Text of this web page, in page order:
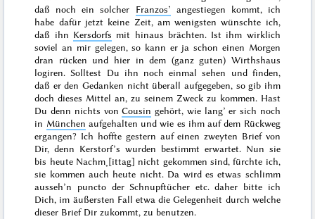
daß noch ein solcher Franzos’ angestiegen kommt, ich
habe dafür jetzt keine Zeit, am wenigsten wünschte ich,
daß ihn Kersdorfs mit hinaus brächten. Ist ihm wirklich
soviel an mir gelegen, so kann er ja schon einen Morgen
dran rücken und hier in dem (ganz guten) Wirthshaus
logiren. Solltest Du ihn noch einmal sehen und finden,
daß er den Gedanken nicht überall aufgegeben, so gib ihm
doch dieses Mittel an, zu seinem Zweck zu kommen. Hast
Du denn nichts vonCousin gehört, wie lang’ er sich noch
in München aufgehalten und wie es ihm auf dem Rückweg
ergangen? Ich hoffte gestern auf einen zweyten Brief von
Dir, denn Kerstorf’s wurden bestimmt erwartet. Nun sie
bis heute Nachm˖[ittag] nicht gekommen sind, fürchte ich,
sie kommen auch heute nicht. Da wird es etwas schlimm
ausseh’n punctoder Schnupftücher etc. daher bitte ich
Dich, im äußersten Fall etwa die Gelegenheit durch welche
dieser Brief Dir zukommt, zu benutzen.